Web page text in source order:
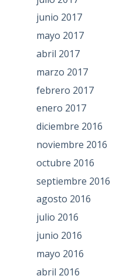
junio 2017
mayo 2017
abril 2017
marzo 2017
febrero 2017
enero 2017
diciembre 2016
noviembre 2016
octubre 2016
septiembre 2016
agosto 2016
julio 2016
junio 2016
mayo 2016
abril 2016